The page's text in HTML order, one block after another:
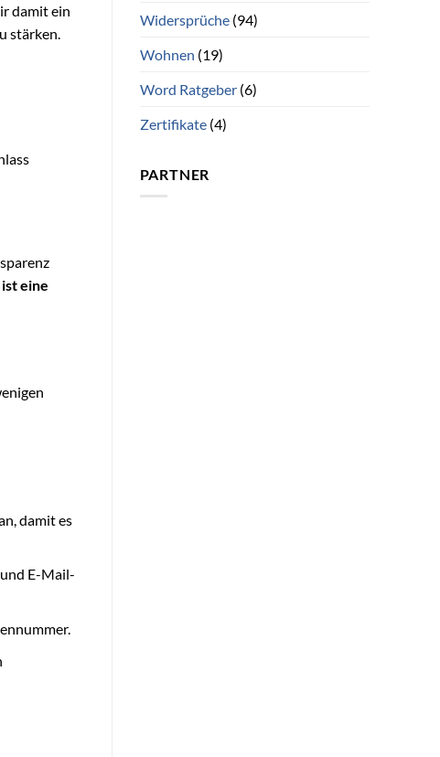
damit ein
stärken.
eine
damit es
E-Mail-
Widersprüche(94)
Wohnen (19)
Word Ratgeber(6)
Zertifikate(4)
PARTNER